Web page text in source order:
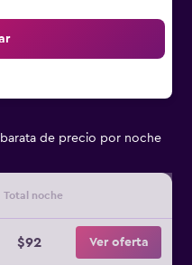
de precio por noche
Total noche
$92 Ver oferta